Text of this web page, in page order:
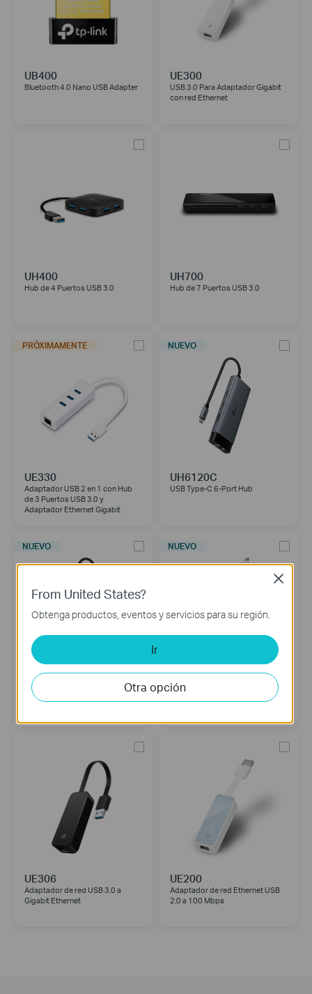
UB400
Bluetooth 4.0 Nano USB Adapter
UE300
USB 3.0 Para Adaptador Gigabit
con red Ethernet
UH400
Hub de 4 Puertos USB 3.0
UH700
Hub de 7 Puertos USB 3.0
PRÓXIMAMENTE
UE330
Adaptador USB 2 en 1 con Hub
de 3 Puertos USB 3.0 y
Adaptador Ethernet Gigabit
NUEVO
UH6120C
USB Type-C 6-Port Hub
NUEVO
UH5020C
USB Type-C 5-in-1 Hub
NUEVO
UE300C
Adaptador de red USB Type-C a
RJ45 Gigabit Ethernet
UE306
Adaptador de red USB 3.0 a
Gigabit Ethernet
UE200
Adaptador de red Ethernet USB
2.0 a 100 Mbps
From United States?
Obtenga productos, eventos y servicios para su región.
Ir
Otra opción
Close